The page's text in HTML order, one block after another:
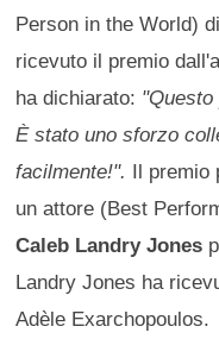
Person in the World)
ricevuto il premio
ha dichiarato:
È stato uno sforzo
facilmente!". Il premio
un attore (Best
Caleb Landry Jones
Landry Jones ha
Adèle Exarchopoulos.